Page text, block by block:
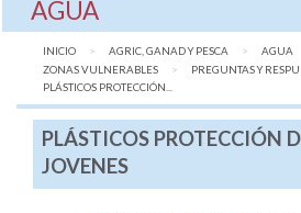
AGUA
INICIO AGRIC, GANAD Y PESCA
AGUA
ZONAS VULNERABLES
PREGUNTAS Y
AQUÍ:
PLÁSTICOS PROTECCIÓN...
PLÁSTICOS PROTECCIÓN
JOVENES